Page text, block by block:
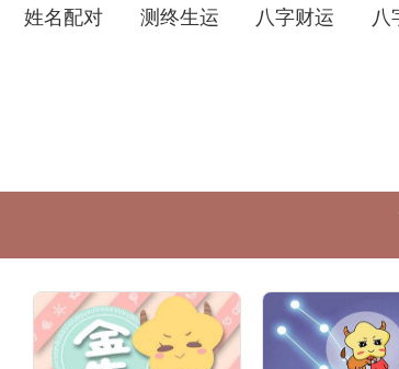
姓名配对 测终生运 八字财运 八